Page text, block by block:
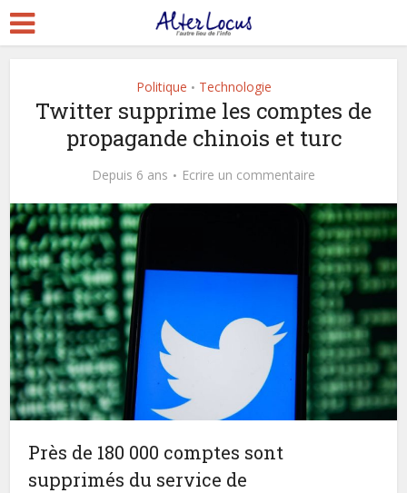
Politique • Technologie
Twitter supprime les comptes de
propagande chinois et turc
Depuis 6 ans Ecrire un commentaire
Près de 180 000 comptes sont
supprimés du service de